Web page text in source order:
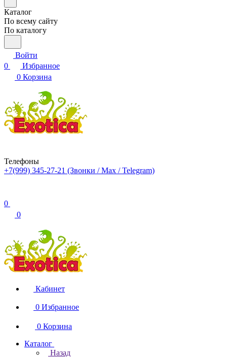
Каталог
По всему сайту
По каталогу
Войти
0
Избранное
0 Корзина
Телефоны
+7(999) 345-27-21 (Звонки / Max / Telegram)
0
0
Кабинет
0 Избранное
0 Корзина
Каталог
Назад